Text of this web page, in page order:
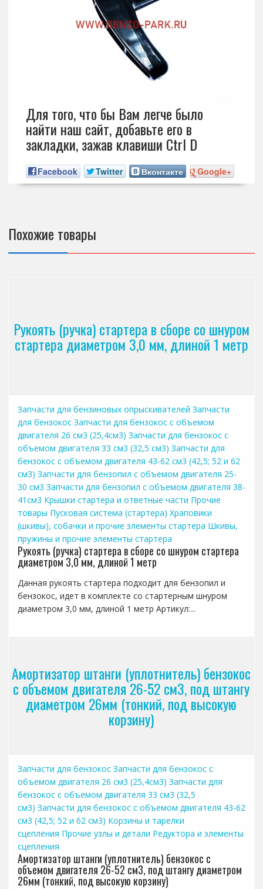
Для того, что бы Вам легче было
найти наш сайт, добавьте его в
закладки, зажав клавиши Ctrl D
Facebook Twitter Вконтакте Google+
Похожие товары
Рукоять (ручка) стартера в сборе со шнуром
стартера диаметром 3,0 мм, длиной 1 метр
Запчасти для бензиновых опрыскивателей Запчасти
для бензокос Запчасти для бензокос с объемом
двигателя 26 см3 (25,4см3) Запчасти для бензокос с
объемом двигателя 33 см3 (32,5 см3) Запчасти для
бензокос с объемом двигателя 43-62 см3 (42,5; 52 и 62
см3) Запчасти для бензопил с объемом двигателя 25-
30 см3 Запчасти для бензопил с объемом двигателя 38-
41см3 Крышки стартера и ответные части Прочие
товары Пусковая система (стартера) Храповики
(шкивы), собачки и прочие элементы стартера Шкивы,
пружины и прочие элементы стартера
Рукоять (ручка) стартера в сборе со шнуром стартера
диаметром 3,0 мм, длиной 1 метр
Данная рукоять стартера подходит для бензопил и
бензокос, идет в комплекте со стартерным шнуром
диаметром 3,0 мм, длиной 1 метр Артикул:...
Амортизатор штанги (уплотнитель) бензокос
с объемом двигателя 26-52 см3, под штангу
диаметром 26мм (тонкий, под высокую
корзину)
Запчасти для бензокос Запчасти для бензокос с
объемом двигателя 26 см3 (25,4см3) Запчасти для
бензокос с объемом двигателя 33 см3 (32,5
см3) Запчасти для бензокос с объемом двигателя 43-62
см3 (42,5; 52 и 62 см3) Корзины и тарелки
сцепления Прочие узлы и детали Редуктора и элементы
сцепления
Амортизатор штанги (уплотнитель) бензокос с
объемом двигателя 26-52 см3, под штангу диаметром
26мм (тонкий, под высокую корзину)